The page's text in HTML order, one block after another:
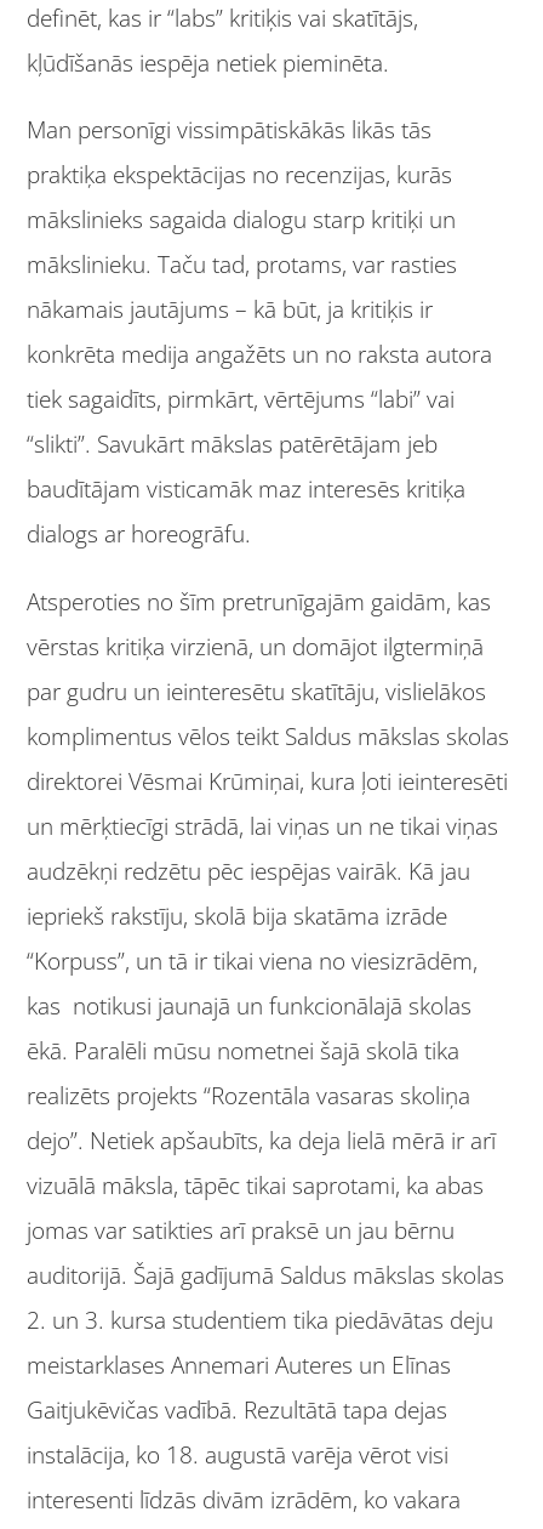
definēt, kas ir “labs” kritiķis vai skatītājs,
kļūdīšanās iespēja netiek pieminēta.
Man personīgi vissimpātiskākās likās tās
praktiķa ekspektācijas no recenzijas, kurās
mākslinieks sagaida dialogu starp kritiķi un
mākslinieku. Taču tad, protams, var rasties
nākamais jautājums – kā būt, ja kritiķis ir
konkrēta medija angažēts un no raksta autora
tiek sagaidīts, pirmkārt, vērtējums “labi” vai
“slikti”. Savukārt mākslas patērētājam jeb
baudītājam visticamāk maz interesēs kritiķa
dialogs ar horeogrāfu.
Atsperoties no šīm pretrunīgajām gaidām, kas
vērstas kritiķa virzienā, un domājot ilgtermiņā
par gudru un ieinteresētu skatītāju, vislielākos
komplimentus vēlos teikt Saldus mākslas skolas
direktorei Vēsmai Krūmiņai, kura ļoti ieinteresēti
un mērķtiecīgi strādā, lai viņas un ne tikai viņas
audzēkņi redzētu pēc iespējas vairāk. Kā jau
iepriekš rakstīju, skolā bija skatāma izrāde
“Korpuss”, un tā ir tikai viena no viesizrādēm,
kas notikusi jaunajā un funkcionālajā skolas
ēkā. Paralēli mūsu nometnei šajā skolā tika
realizēts projekts “Rozentāla vasaras skoliņa
dejo”. Netiek apšaubīts, ka deja lielā mērā ir arī
vizuālā māksla, tāpēc tikai saprotami, ka abas
jomas var satikties arī praksē un jau bērnu
auditorijā. Šajā gadījumā Saldus mākslas skolas
2. un 3. kursa studentiem tika piedāvātas deju
meistarklases Annemari Auteres un Elīnas
Gaitjukēvičas vadībā. Rezultātā tapa dejas
instalācija, ko 18. augustā varēja vērot visi
interesenti līdzās divām izrādēm, ko vakara